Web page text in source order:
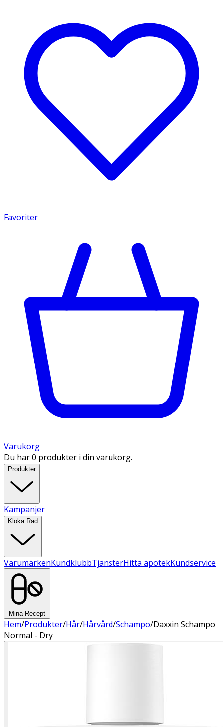
Favoriter
Varukorg
Du har 0 produkter i din varukorg.
Produkter
Kampanjer
Kloka Råd
VarumärkenKundklubbTjänsterHitta apotekKundservice
Mina Recept
Hem/Produkter/Hår/Hårvård/Schampo/Daxxin Schampo
Normal - Dry